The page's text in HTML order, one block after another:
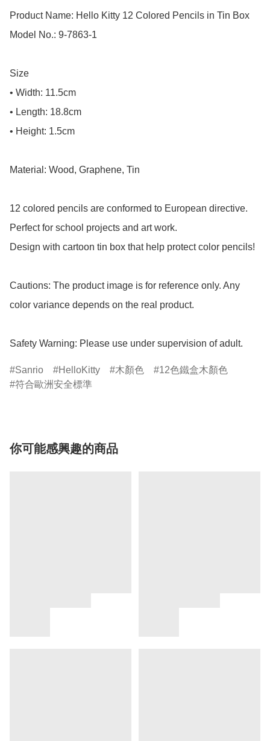
Product Name: Hello Kitty 12 Colored Pencils in Tin Box
Model No.: 9-7863-1
Size
• Width: 11.5cm
• Length: 18.8cm
• Height: 1.5cm
Material: Wood, Graphene, Tin
12 colored pencils are conformed to European directive.
Perfect for school projects and art work.
Design with cartoon tin box that help protect color pencils!
Cautions: The product image is for reference only. Any
color variance depends on the real product.
Safety Warning: Please use under supervision of adult.
Sanrio HelloKitty 木顏色
12色鐵盒木顏色
符合歐洲安全標準
你可能感興趣的商品